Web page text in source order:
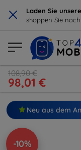
× Laden Sie
shoppen Sie
108,90 €
98,01 €
Neu aus dem
-10%